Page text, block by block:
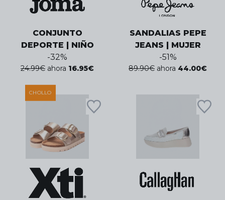
CONJUNTO
DEPORTE | NIÑO
-32%
24.99€ ahora 16.95€
SANDALIAS PEPE
JEANS | MUJER
-51%
89.90€ ahora 44.00€
CHOLLO